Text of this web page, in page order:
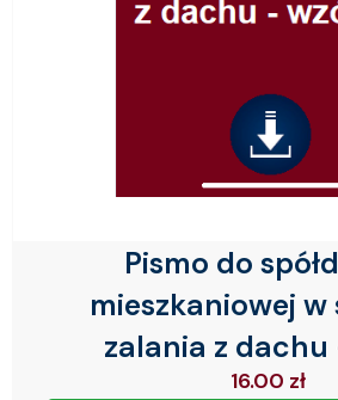
Pismo do
mieszkaniowej w
zalania z dachu
16.00 zł